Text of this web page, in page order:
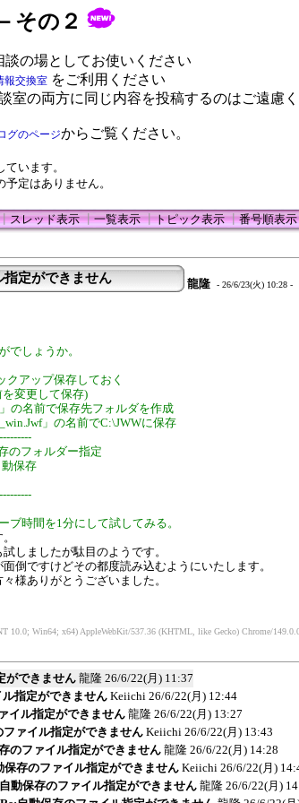
その２
談の場としてお使いください
報交換室 をご利用ください
室の両方に同じ内容を投稿するのはご遠慮
グのページからご覧ください。
います。
定はありません。
スレッド表示┃一覧表示┃トピック表示┃番号順表示
定ができません 龍隆 - 26/6/23(火) 10:28 -
でしょうか。
クアップ保存しておく
を変更して保存)
の名前で保存先フォルダを作成
」の名前でC:\JWWに保存
のフォルダー指定
動保存
ブ時間を1分にして試してみる。
しましたが駄目のようです。
倒ですけどその都度読み込むようにいたします。
様ありがとうございました。
10.0; Win64; x64) AppleWebKit/537.36 (KHTML, like Gecko) Chrome/
ができません龍隆 26/6/22(月) 11:37
指定ができませんKeiichi 26/6/22(月) 12:44
イル指定ができません 龍隆 26/6/22(月) 13:27
ファイル指定ができません Keiichi 26/6/22(月) 13:43
のファイル指定ができません龍隆 26/6/22(月) 14:28
保存のファイル指定ができません Keiichi 26/6/22(月)
動保存のファイル指定ができません 龍隆 26/6/22(月)